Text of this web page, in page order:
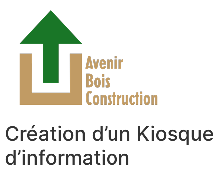
Création d’un Kiosque
d’information